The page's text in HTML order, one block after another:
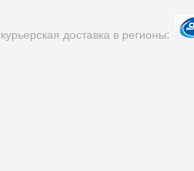
доставка в регионы: